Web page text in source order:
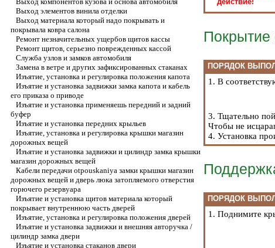
Выход элементов винила отделки
Выход материала который надо покрывать и
покрывала ковра салона
Ремонт незначительных ущербов щитов кассы
Ремонт щитов, серьезно поврежденных кассой
Служба узлов и замков автомобиля
Замена в ветре и других зафиксированных стаканах
Изъятие, установка и регулировка положения капота
Изъятие и установка задвижки замка капота и кабель
его приказа о приводе
Изъятие и установка применяешь передний и задний
буфер
Изъятие и установка передних крыльев
Изъятие, установка и регулировка крышки магазин
дорожных вещей
Изъятие и установка задвижки и цилиндр замка крышки
магазин дорожных вещей
Кабели передачи otpouskaniya замки крышки магазин
дорожных вещей и дверь люка затопляемого отверстия
горючего резервуара
Изъятие и установка щитов материала который
покрывает внутреннюю часть дверей
Изъятие, установка и регулировка положения дверей
Изъятие и установка задвижки и внешняя авторучка /
цилиндр замка двери
Изъятие и установка стаканов двери
Покрытие
ПОРЯДОК
1. В
3. Тщательно
Чтобы не
4. Установка
ПОРЯДОК
1. Поднимите